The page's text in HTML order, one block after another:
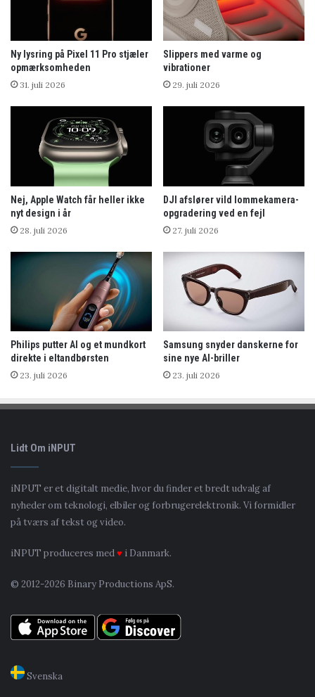
Ny lysring på Pixel 11 Pro stjæler
opmærksomheden
31. juli 2026
Slippers med varme og
vibrationer
29. juli 2026
Nej, Apple Watch får heller ikke
nyt design i år
28. juli 2026
DJI afslører vild lommekamera-
opgradering ved en fejl
27. juli 2026
Philips putter AI og et mundkort
direkte i eltandbørsten
23. juli 2026
Samsung snyder danskerne for
sine nye AI-briller
23. juli 2026
Lidt Om iNPUT
iNPUT er et digitalt medie, hvor du finder et bredt udvalg af
nyheder om teknologi, elbiler og forbrugerelektronik. Vi formidler
på tværs af tekst og video.
iNPUT produceres med♥ i Danmark.
© 2012-2026 Binary Productions ApS.
Svenska